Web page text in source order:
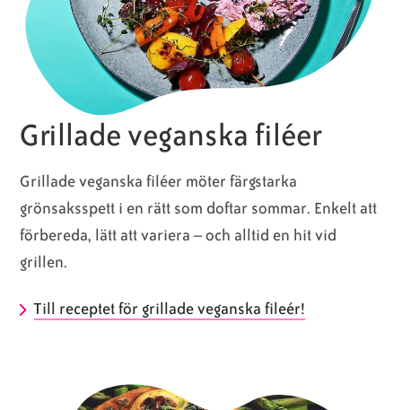
Grillade veganska filéer
Grillade veganska filéer möter färgstarka
grönsaksspett i en rätt som doftar sommar. Enkelt att
förbereda, lätt att variera – och alltid en hit vid
grillen.
Till receptet för grillade veganska fileér!